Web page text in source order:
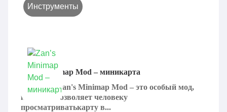
Инструменты
Zan’s Minimap Mod – миникарта
Minecraft Zan's Minimap Mod – это особый мод,
который позволяет человеку
просматриватькарту в...